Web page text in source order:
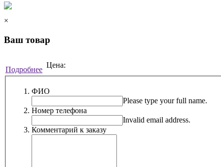
×
Ваш товар
Подробнее
Цена:
ФИО
Please type your full name.
Номер телефона
Invalid email address.
Комментарий к заказу